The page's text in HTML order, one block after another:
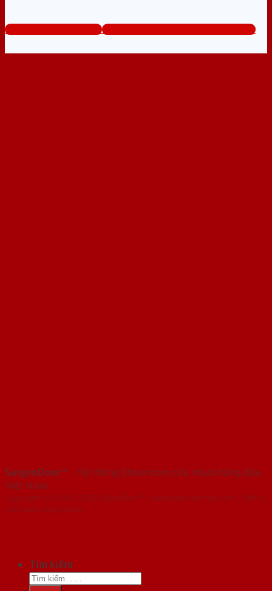
www.sieuthicuanhua.net Tổng đài tư vấn miễn phí: 0824.400.400
SaigonDoor™ - Hệ thống Showroom cửa nhựa hàng đầu
Việt Nam
Copyright ⓒ 2016 – 2026 SaigonDoor™ - www.bancuanhua.com | Đơn vị
chủ quản SaigonDoor
Tìm kiếm: